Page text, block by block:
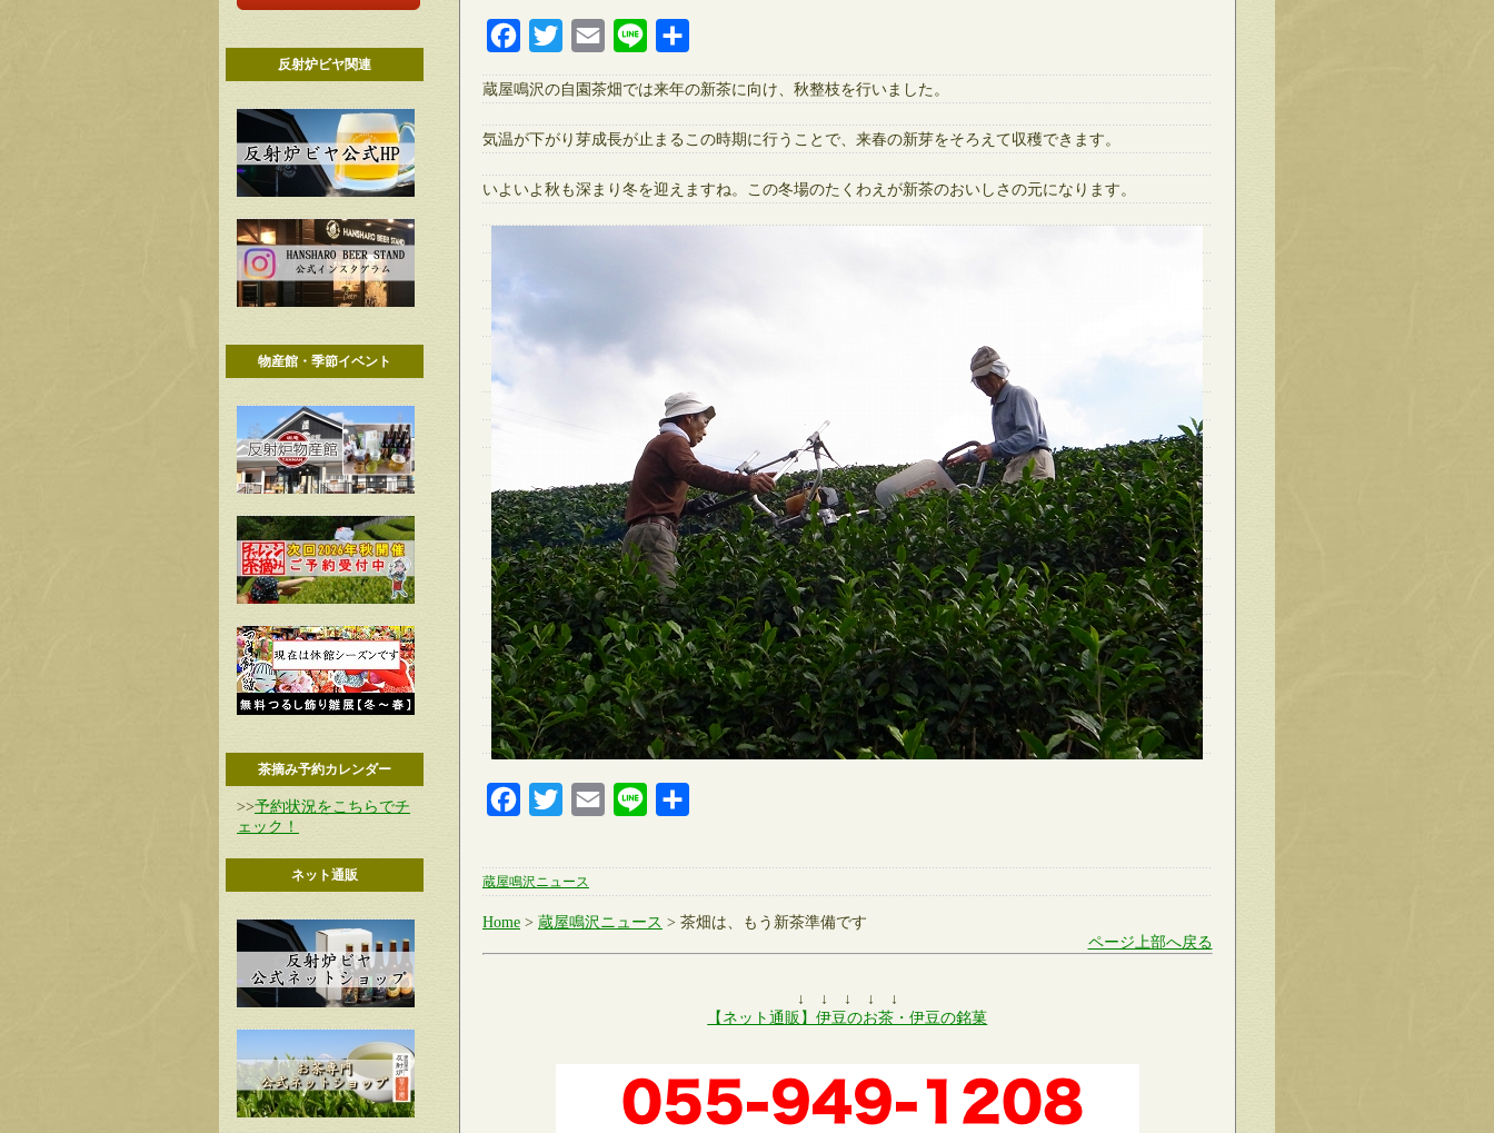
反射炉ビヤ関連
物産館・季節イベント
茶摘み予約カレンダー
>>予約状況をこちらでチ
ェック！
ネット通販
FacebookTwitter Email Line
蔵屋鳴沢の自園茶畑では来年の新茶に向け、秋整枝を行いました。
気温が下がり芽成長が止まるこの時期に行うことで、来春の新芽をそろえて収穫できます。
いよいよ秋も深まり冬を迎えますね。この冬場のたくわえが新茶のおいしさの元になります。
FacebookTwitter Email Line
蔵屋鳴沢ニュース
Home > 蔵屋鳴沢ニュース > 茶畑は、もう新茶準備です
ページ上部へ戻る
↓ ↓ ↓ ↓ ↓
【ネット通販】伊豆のお茶・伊豆の銘菓